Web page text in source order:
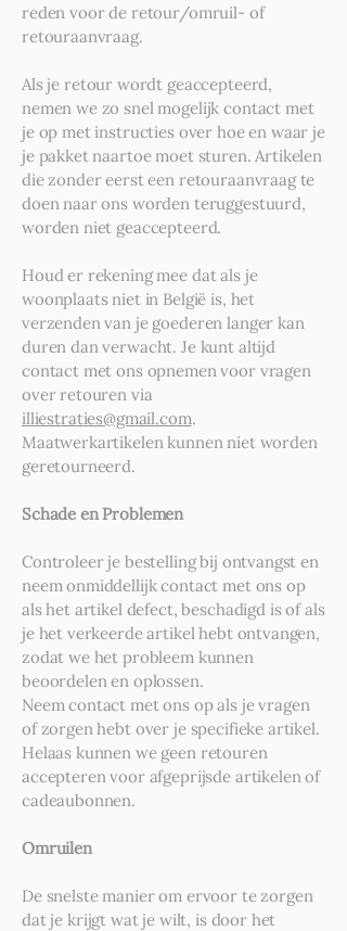
reden voor de retour/omruil- of
retouraanvraag.
Als je retour wordt geaccepteerd,
nemen we zo snel mogelijk contact met
je op met instructies over hoe en waar je
je pakket naartoe moet sturen. Artikelen
die zonder eerst een retouraanvraag te
doen naar ons worden teruggestuurd,
worden niet geaccepteerd.
Houd er rekening mee dat als je
woonplaats niet in België is, het
verzenden van je goederen langer kan
duren dan verwacht. Je kunt altijd
contact met ons opnemen voor vragen
over retouren via
illiestraties@gmail.com.
Maatwerkartikelen kunnen niet worden
geretourneerd.
Schade en Problemen
Controleer je bestelling bij ontvangst en
neem onmiddellijk contact met ons op
als het artikel defect, beschadigd is of als
je het verkeerde artikel hebt ontvangen,
zodat we het probleem kunnen
beoordelen en oplossen.
Neem contact met ons op als je vragen
of zorgen hebt over je specifieke artikel.
Helaas kunnen we geen retouren
accepteren voor afgeprijsde artikelen of
cadeaubonnen.
Omruilen
De snelste manier om ervoor te zorgen
dat je krijgt wat je wilt, is door het